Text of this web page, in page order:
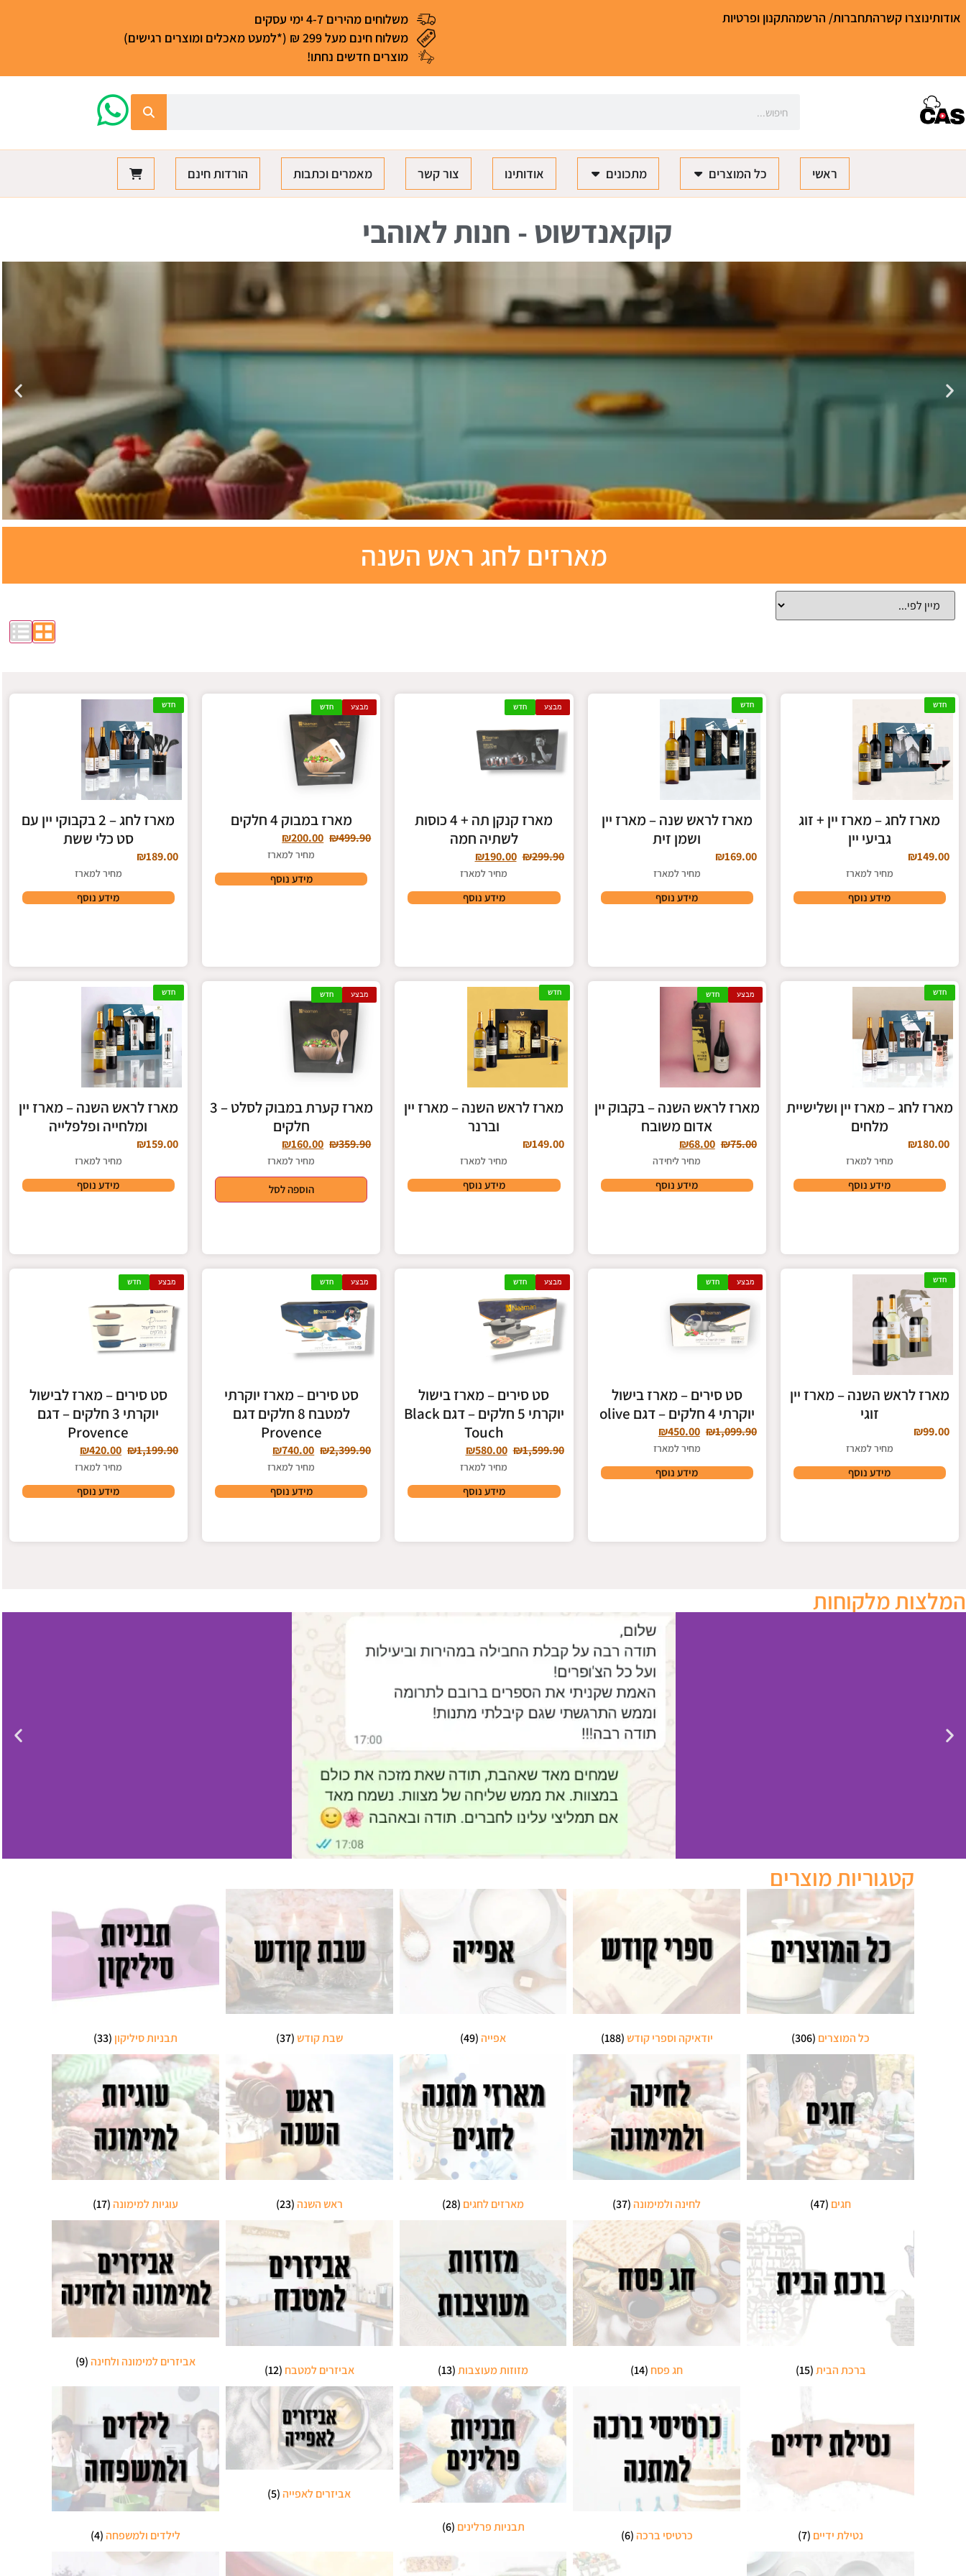
אודותינוצרו קשרהתחברות/ הרשמהתקנון ופרטיות
משלוחים מהירים 4-7 ימי עסקים
משלוח חינם מעל 299 ₪ (*למעט מאכלים ומוצרים רגישים)
מוצרים חדשים נחתו!
ראשי כל המוצרים מתכונים אודותינו צור קשר מאמרים וכתבות הורדות חינם
קוקאנדשוט - חנות לאוהבי
תבניות
אפייה
לחצו כאן
מארזים לחג ראש השנה
חדש
מארז לחג – מארז יין + זוג
גביעי יין
₪149.00
מחיר למארז
מידע נוסף
חדש
מארז לראש שנה – מארז יין
ושמן זית
₪169.00
מחיר למארז
מידע נוסף
מבצע חדש
מארז קנקן תה + 4 כוסות
לשתיה חמה
₪299.90
₪190.00
מחיר למארז
מידע נוסף
מבצע חדש
מארז במבוק 4 חלקים
₪499.90
₪200.00
מחיר למארז
מידע נוסף
חדש
מארז לחג – 2 בקבוקי יין עם
סט כלי ששת
₪189.00
מחיר למארז
מידע נוסף
חדש
מארז לחג – מארז יין ושלישיית
מלחים
₪180.00
מחיר למארז
מידע נוסף
מבצע חדש
מארז לראש השנה – בקבוק יין
אדום משובח
₪75.00
₪68.00
מחיר ליחידה
מידע נוסף
חדש
מארז לראש השנה – מארז יין
וברנר
₪149.00
מחיר למארז
מידע נוסף
מבצע חדש
מארז קערת במבוק לסלט – 3
חלקים
₪359.90
₪160.00
מחיר למארז
הוספה לסל
חדש
מארז לראש השנה – מארז יין
ומלחייה ופלפלייה
₪159.00
מחיר למארז
מידע נוסף
חדש
מארז לראש השנה – מארז יין
זוגי
₪99.00
מחיר למארז
מידע נוסף
מבצע חדש
סט סירים – מארז בישול
יוקרתי 4 חלקים – דגם olive
₪1,099.90
₪450.00
מחיר למארז
מידע נוסף
מבצע חדש
סט סירים – מארז בישול
יוקרתי 5 חלקים – דגם Black
Touch
₪1,599.90
₪580.00
מחיר למארז
מידע נוסף
מבצע חדש
סט סירים – מארז יוקרתי
למטבח 8 חלקים דגם
Provence
₪2,399.90
₪740.00
מחיר למארז
מידע נוסף
מבצע חדש
סט סירים – מארז לבישול
יוקרתי 3 חלקים – דגם
Provence
₪1,199.90
₪420.00
מחיר למארז
מידע נוסף
המלצות מלקוחות
קטגוריות מוצרים
כל המוצרים (306) יודאיקה וספרי קודש(188) אפייה(49) שבת קודש(37) תבניות סיליקון (33)
חגים (47) לחינה ולמימונה(37) מארזים לחגים (28) ראש השנה(23) עוגיות למימונה(17)
ברכת הבית(15) חג פסח (14) מזוזות מעוצבות(13) אביזרים למטבח (12)
אביזרים למימונה ולחינה(9)
נטילת ידיים (7) כרטיסי ברכה(6)
תבניות פרלינים (6)
אביזרים לאפייה(5)
לילדים ולמשפחה(4)